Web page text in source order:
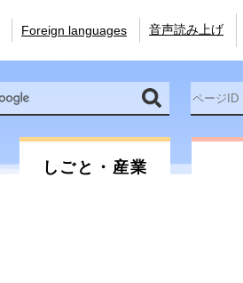
Foreign languages 音声読み上げ
ID
を
しごと・産業